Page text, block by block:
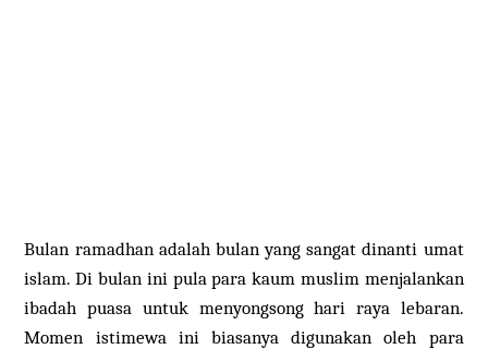
Bulan ramadhan adalah bulan yang sangat dinanti umat
islam. Di bulan ini pula para kaum muslim menjalankan
ibadah puasa untuk menyongsong hari raya lebaran.
Momen istimewa ini biasanya digunakan oleh para